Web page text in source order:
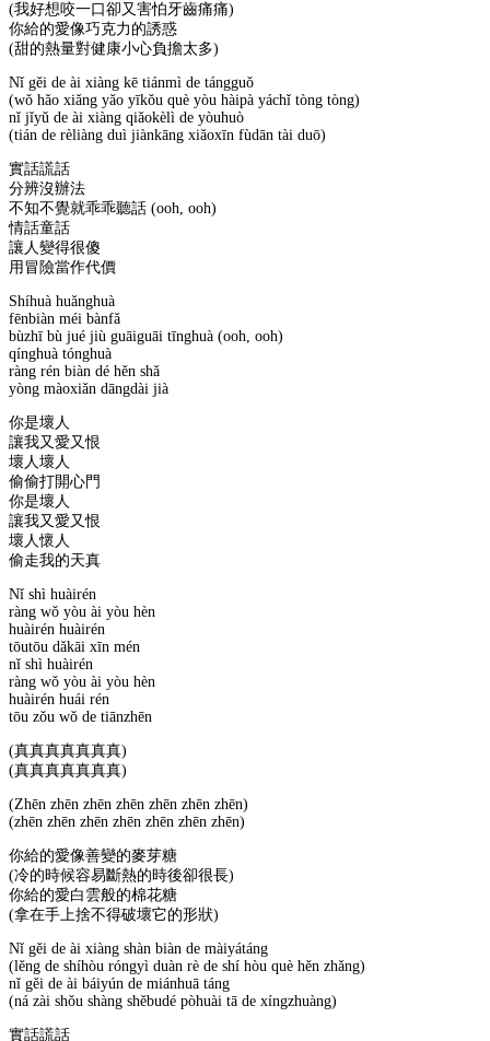
(我好想咬一口卻又害怕牙齒痛痛)
你給的愛像巧克力的誘惑
(甜的熱量對健康小心負擔太多)
Nǐ gěi de ài xiàng kē tiánmì de tángguǒ
(wǒ hǎo xiǎng yǎo yīkǒu què yòu hàipà yáchǐ tòng tòng)
nǐ jǐyǔ de ài xiàng qiǎokèlì de yòuhuò
(tián de rèliàng duì jiànkāng xiǎoxīn fùdān tài duō)
實話謊話
分辨沒辦法
不知不覺就乖乖聽話 (ooh, ooh)
情話童話
讓人變得很傻
用冒險當作代價
Shíhuà huǎnghuà
fēnbiàn méi bànfǎ
bùzhī bù jué jiù guāiguāi tīnghuà (ooh, ooh)
qínghuà tónghuà
ràng rén biàn dé hěn shǎ
yòng màoxiǎn dāngdài jià
你是壞人
讓我又愛又恨
壞人壞人
偷偷打開心門
你是壞人
讓我又愛又恨
壞人懷人
偷走我的天真
Nǐ shì huàirén
ràng wǒ yòu ài yòu hèn
huàirén huàirén
tōutōu dǎkāi xīn mén
nǐ shì huàirén
ràng wǒ yòu ài yòu hèn
huàirén huái rén
tōu zǒu wǒ de tiānzhēn
(真真真真真真真)
(真真真真真真真)
(Zhēn zhēn zhēn zhēn zhēn zhēn zhēn)
(zhēn zhēn zhēn zhēn zhēn zhēn zhēn)
你給的愛像善變的麥芽糖
(冷的時候容易斷熱的時後卻很長)
你給的愛白雲般的棉花糖
(拿在手上捨不得破壞它的形狀)
Nǐ gěi de ài xiàng shàn biàn de màiyátáng
(lěng de shíhòu róngyì duàn rè de shí hòu què hěn zhǎng)
nǐ gěi de ài báiyún de miánhuā táng
(ná zài shǒu shàng shěbudé pòhuài tā de xíngzhuàng)
實話謊話